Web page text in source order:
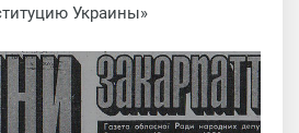
Украины»